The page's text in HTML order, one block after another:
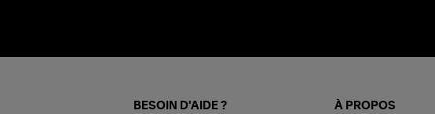
BESOIN D'AIDE ? À PROPOS